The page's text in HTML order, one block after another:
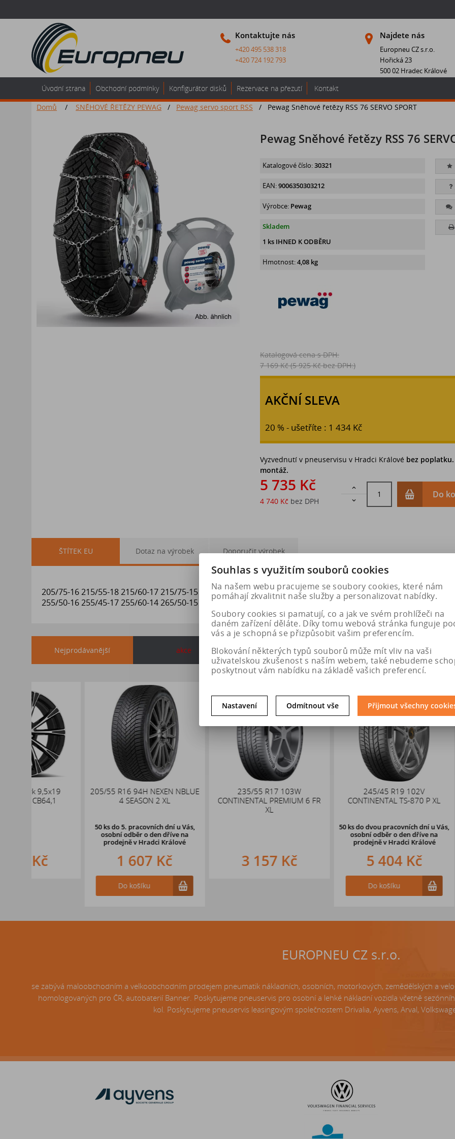
Kontaktujte nás
+420 495 538 318
+420 724 192 793
Najdete nás
Europneu CZ s.r.o.
Hořická 23
500 02 Hradec Králové
Úvodní strana Obchodní podmínky Konfigurátor disků Rezervace na přezutí
Kontakt
Domů
/ SNĚHOVÉ ŘETĚZY PEWAG / Pewag servo sport RSS / Pewag Sněhové řetězy RSS 76 SERVO SPORT
Pewag Sněhové řetězy RSS 76
Katalogové číslo:30321
EAN:9006350303212
Výrobce: Pewag
Skladem
1 ks IHNED K ODBĚRU
Hmotnost:4,08 kg
Katalogová cena s DPH:
7 169 Kč (5 925 Kč bez DPH:)
AKČNÍ SLEVA
20 % - ušetříte : 1 434 Kč
Vyzvednutí v pneuservisu v Hradci Králové bez
montáž.
5 735 Kč
4 740 Kč bez DPH


Do
ŠTÍTEK EU Dotaz na výrobek Doporučit výrobek
205/75-16 215/55-18 215/60-17 215/75-15 225/45-19 225/55-17 225/55-17.5 225/65-16 225/70-15 225/75-14
255/50-16 255/45-17 255/60-14 265/50-15 275/30-19
Nejprodávanější akce
205/55 R16 94H NEXEN NBLUE
do 5. pracovních dní u Vás,
osobní odběr o den dříve na
v Hradci Králové
1 607 Kč
235/55 R17 103W
CONTINENTAL PREMIUM 6 FR
3 157 Kč
245/45 R19 102V
CONTINENTAL TS-870 P XL
do dvou pracovních dní u Vás,
osobní odběr o den dřívena
prodejně v Hradci Králové
5 404 Kč
75 ksdo dvou
osobní
prodejně
EUROPNEU CZ s.r.o.
se zabývá maloobchodním a velkoobchodním prodejem pneumatik nákladních, osobních, motorkových, zemědělských a
homologovaných pro ČR, autobaterií Banner. Poskytujeme pneuservis pro osobní a lehké nákladní vozidla včetně
kol. Poskytujeme pneuservis leasingovým společnostem Drivalia, Ayvens, Arval,
Souhlas s využitím souborů cookies
Na našem webu pracujeme se soubory cookies, které nám
pomáhají zkvalitnit naše služby a personalizovat nabídky.
Soubory cookies si pamatují, co a jak ve svém prohlížeči na
daném zařízení děláte. Díky tomu webová stránka funguje
vás a je schopná se přizpůsobit vašim preferencím.
Blokování některých typů souborů může mít vliv na vaši
uživatelskou zkušenost s naším webem, také nebudeme
poskytnout vám nabídku na základě vašich preferencí.
Nastavení Odmítnout vše Přijmout všechny